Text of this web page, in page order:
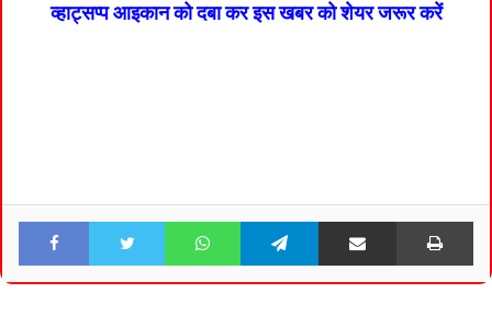
व्हाट्सप्प आइकान को दबा कर इस खबर को शेयर जरूर करें
Facebook Twitter WhatsApp Telegram Share via Email